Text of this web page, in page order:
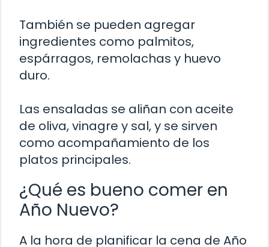
También se pueden agregar
ingredientes como palmitos,
espárragos, remolachas y huevo
duro.
Las ensaladas se aliñan con aceite
de oliva, vinagre y sal, y se sirven
como acompañamiento de los
platos principales.
¿Qué es bueno comer en
Año Nuevo?
A la hora de planificar la cena de Año